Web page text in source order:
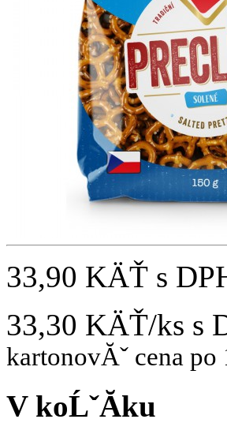
33,90 KÄŤ s
33,30 KÄŤ/ks s
kartonovĂˇ cena po
V koĹˇĂ­ku